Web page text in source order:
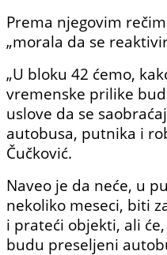
Prema njegovim
„morala da se
„U bloku 42 ćemo,
vremenske prilike
uslove da se
autobusa, putnika i
Čučković.
Naveo je da neće, u
nekoliko meseci, biti
i prateći objekti, ali
budu preseljeni